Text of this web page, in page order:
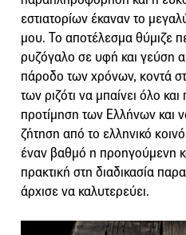
εστιατορίων έκαναν το
μου. Το αποτέλεσμα θύμιζε
ρυζόγαλο σε υφή και γεύση
πάροδο των χρόνων, κοντά
των ριζότι να μπαίνει όλο
προτίμηση των Ελλήνων και
ζήτηση από το ελληνικό
έναν βαθμό η προηγούμενη
πρακτική στη διαδικασία
άρχισε να καλυτερεύει.